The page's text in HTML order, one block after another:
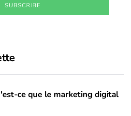
SUBSCRIBE
ce que le marketing digital